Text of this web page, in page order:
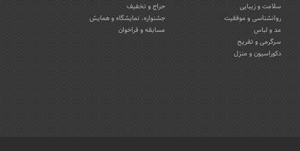
سلامت و زیبایی
روانشناسی و موفقیت
مد و لباس
سرگرمی و تفریح
دکوراسیون و منزل
حراج و تخفیف
جشنواره، نمایشگاه و همایش
مسابقه و فراخوان